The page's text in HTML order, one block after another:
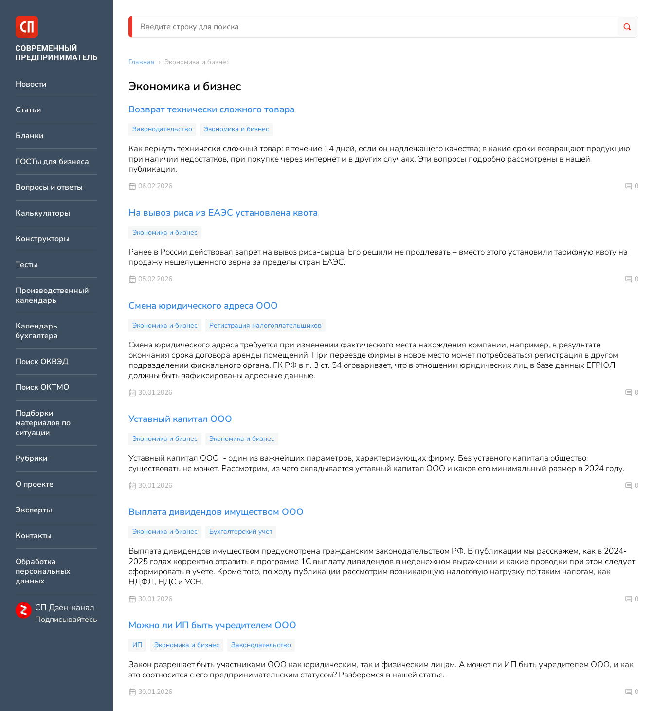
Новости
Статьи
Бланки
ГОСТы для бизнеса
Вопросы и ответы
Калькуляторы
Конструкторы
Тесты
Производственный
календарь
Календарь
бухгалтера
Поиск ОКВЭД
Поиск ОКТМО
Подборки
материалов по
ситуации
Рубрики
О проекте
Эксперты
Контакты
Обработка
персональных
данных
СП Дзен-канал
Подписывайтесь
Главная › Экономика и бизнес
Экономика и бизнес
Возврат технически сложного товара
Законодательство Экономика и бизнес
Как вернуть технически сложный товар: в течение 14 дней, если он надлежащего качества; в какие сроки возвращают продукцию
при наличии недостатков, при покупке через интернет и в других случаях. Эти вопросы подробно рассмотрены в нашей
публикации.
06.02.2026 0
На вывоз риса из ЕАЭС установлена квота
Экономика и бизнес
Ранее в России действовал запрет на вывоз риса-сырца. Его решили не продлевать – вместо этого установили тарифную квоту на
продажу нешелушенного зерна за пределы стран ЕАЭС.
05.02.2026 0
Смена юридического адреса ООО
Экономика и бизнес Регистрация налогоплательщиков
Смена юридического адреса требуется при изменении фактического места нахождения компании, например, в результате
окончания срока договора аренды помещений. При переезде фирмы в новое место может потребоваться регистрация в другом
подразделении фискального органа. ГК РФ в п. 3 ст. 54 оговаривает, что в отношении юридических лиц в базе данных ЕГРЮЛ
должны быть зафиксированы адресные данные.
30.01.2026 0
Уставный капитал ООО
Экономика и бизнес Экономика и бизнес
Уставный капитал ООО - один из важнейших параметров, характеризующих фирму. Без уставного капитала общество
существовать не может. Рассмотрим, из чего складывается уставный капитал ООО и каков его минимальный размер в 2024 году.
30.01.2026 0
Выплата дивидендов имуществом ООО
Экономика и бизнес Бухгалтерский учет
Выплата дивидендов имуществом предусмотрена гражданским законодательством РФ. В публикации мы расскажем, как в 2024-
2025 годах корректно отразить в программе 1С выплату дивидендов в неденежном выражении и какие проводки при этом следует
сформировать в учете. Кроме того, по ходу публикации рассмотрим возникающую налоговую нагрузку по таким налогам, как
НДФЛ, НДС и УСН.
30.01.2026 0
Можно ли ИП быть учредителем ООО
ИП Экономика и бизнес Законодательство
Закон разрешает быть участниками ООО как юридическим, так и физическим лицам. А может ли ИП быть учредителем ООО, и как
это соотносится с его предпринимательским статусом? Разберемся в нашей статье.
30.01.2026 0